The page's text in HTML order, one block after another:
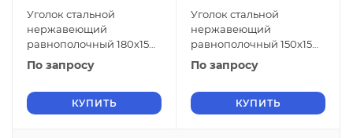
Уголок стальной
нержавеющий
равнополочный 180х15
мм 08Х18Н10 ГОСТ 8509-
По запросу
КУПИТЬ
Уголок стальной
нержавеющий
равнополочный 150х15
мм 08Х18Н10 ГОСТ 8509-
По запросу
КУПИТЬ